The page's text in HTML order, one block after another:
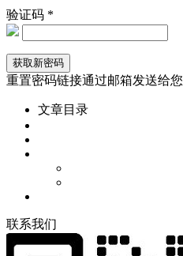
验证码 *
重置密码链接通过邮箱发送给您
文章目录
联系我们